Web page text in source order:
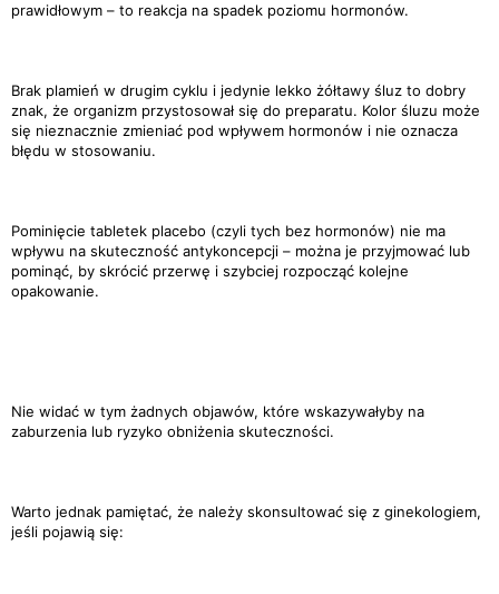
prawidłowym – to reakcja na spadek poziomu hormonów.
Brak plamień w drugim cyklu i jedynie lekko żółtawy śluz to dobry
znak, że organizm przystosował się do preparatu. Kolor śluzu może
się nieznacznie zmieniać pod wpływem hormonów i nie oznacza
błędu w stosowaniu.
Pominięcie tabletek placebo (czyli tych bez hormonów) nie ma
wpływu na skuteczność antykoncepcji – można je przyjmować lub
pominąć, by skrócić przerwę i szybciej rozpocząć kolejne
opakowanie.
Nie widać w tym żadnych objawów, które wskazywałyby na
zaburzenia lub ryzyko obniżenia skuteczności.
Warto jednak pamiętać, że należy skonsultować się z ginekologiem,
jeśli pojawią się: